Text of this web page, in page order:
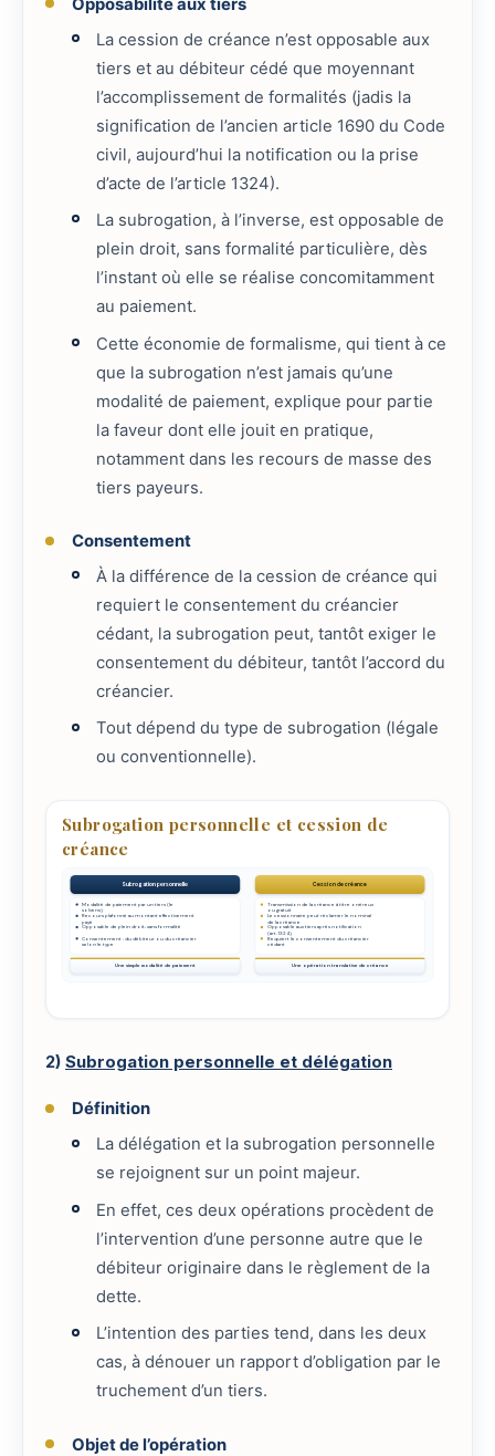
Opposabilité aux tiers
La cession de créance n’est opposable aux
tiers et au débiteur cédé que moyennant
l’accomplissement de formalités (jadis la
signification de l’ancien article 1690 du Code
civil, aujourd’hui la notification ou la prise
d’acte de l’article 1324).
La subrogation, à l’inverse, est opposable de
plein droit, sans formalité particulière, dès
l’instant où elle se réalise concomitamment
au paiement.
Cette économie de formalisme, qui tient à ce
que la subrogation n’est jamais qu’une
modalité de paiement, explique pour partie
la faveur dont elle jouit en pratique,
notamment dans les recours de masse des
tiers payeurs.
Consentement
À la différence de la cession de créance qui
requiert le consentement du créancier
cédant, la subrogation peut, tantôt exiger le
consentement du débiteur, tantôt l’accord du
créancier.
Tout dépend du type de subrogation (légale
ou conventionnelle).
Subrogation personnelle et cession de
créance
Subrogation personnelle Cession de créance
Modalité de paiement par un tiers (le
solvens)
Recours plafonné au montant effectivement
payé
Opposable de plein droit, sans formalité
Consentement : du débiteur ou du créancier
selon le type
Transmission de la créance à titre onéreux
ou gratuit
Le cessionnaire peut réclamer le nominal
de la créance
Opposable aux tiers après notification
(art. 1324)
Requiert le consentement du créancier
cédant
Une simple modalité de paiement Une opération translative de créance
2) Subrogation personnelle et délégation
Définition
La délégation et la subrogation personnelle
se rejoignent sur un point majeur.
En effet, ces deux opérations procèdent de
l’intervention d’une personne autre que le
débiteur originaire dans le règlement de la
dette.
L’intention des parties tend, dans les deux
cas, à dénouer un rapport d’obligation par le
truchement d’un tiers.
Objet de l’opération